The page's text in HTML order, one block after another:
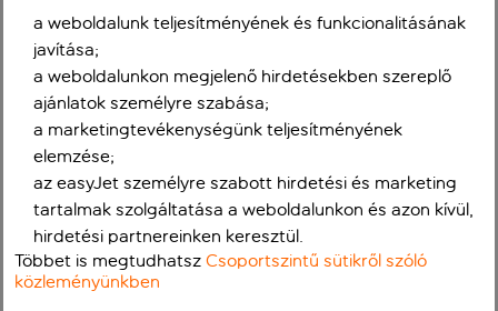
a weboldalunk teljesítményének és funkcionalitásának
javítása;
a weboldalunkon megjelenő hirdetésekben szereplő
ajánlatok személyre szabása;
a marketingtevékenységünk teljesítményének
elemzése;
az easyJet személyre szabott hirdetési és marketing
tartalmak szolgáltatása a weboldalunkon és azon kívül,
hirdetési partnereinken keresztül.
Többet is megtudhatszCsoportszintű sütikről szóló
közleményünkben